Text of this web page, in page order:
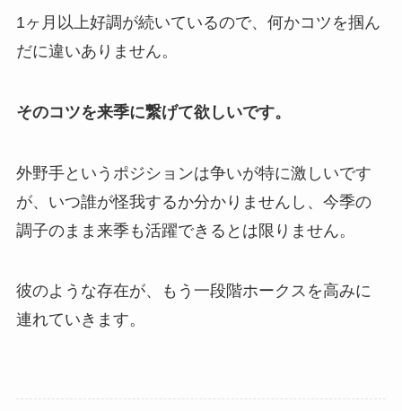
1ヶ月以上好調が続いているので、何かコツを掴ん
だに違いありません。
そのコツを来季に繋げて欲しいです。
外野手というポジションは争いが特に激しいです
が、いつ誰が怪我するか分かりませんし、今季の
調子のまま来季も活躍できるとは限りません。
彼のような存在が、もう一段階ホークスを高みに
連れていきます。